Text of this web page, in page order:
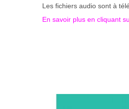
Les fichiers audio sont à
En savoir plus en cliquant